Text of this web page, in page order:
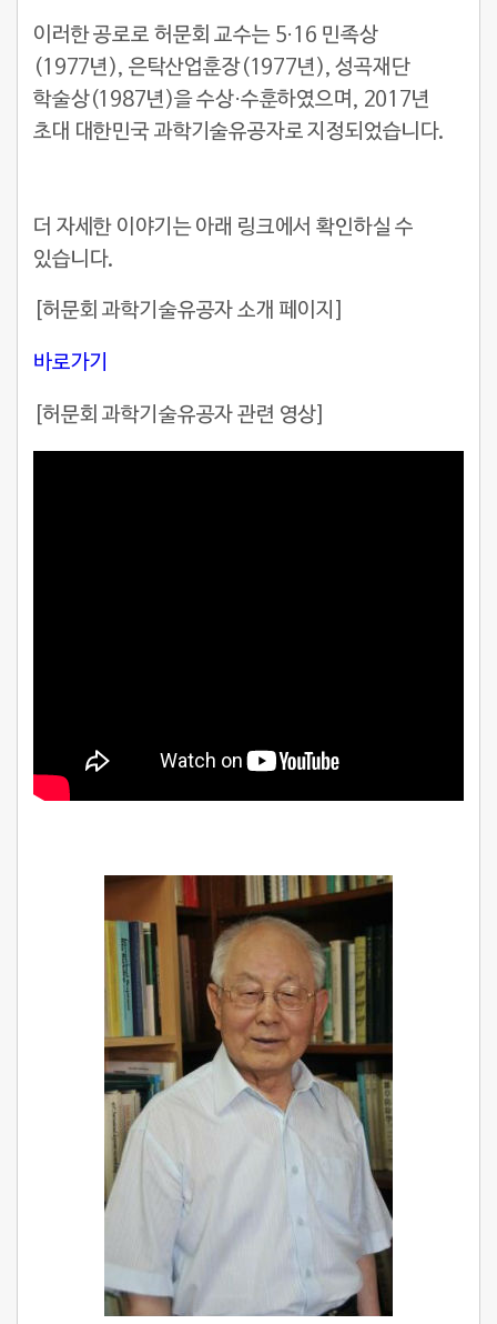
이러한 공로로 허문회 교수는 5·16 민족상
(1977년), 은탁산업훈장(1977년), 성곡재단
학술상(1987년)을 수상·수훈하였으며, 2017년
초대 대한민국 과학기술유공자로 지정되었습니다.
더 자세한 이야기는 아래 링크에서 확인하실 수
있습니다.
[허문회 과학기술유공자 소개 페이지]
바로가기
[허문회 과학기술유공자 관련 영상]